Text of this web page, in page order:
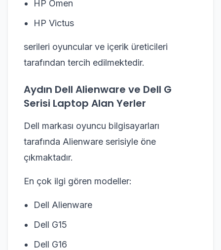
HP Omen
HP Victus
serileri oyuncular ve içerik üreticileri
tarafından tercih edilmektedir.
Aydın Dell Alienware ve Dell G
Serisi Laptop Alan Yerler
Dell markası oyuncu bilgisayarları
tarafında Alienware serisiyle öne
çıkmaktadır.
En çok ilgi gören modeller:
Dell Alienware
Dell G15
Dell G16